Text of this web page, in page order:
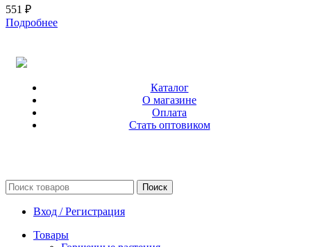
551 ₽
Подробнее
Каталог
О магазине
Оплата
Стать оптовиком
Поиск
Вход / Регистрация
Товары